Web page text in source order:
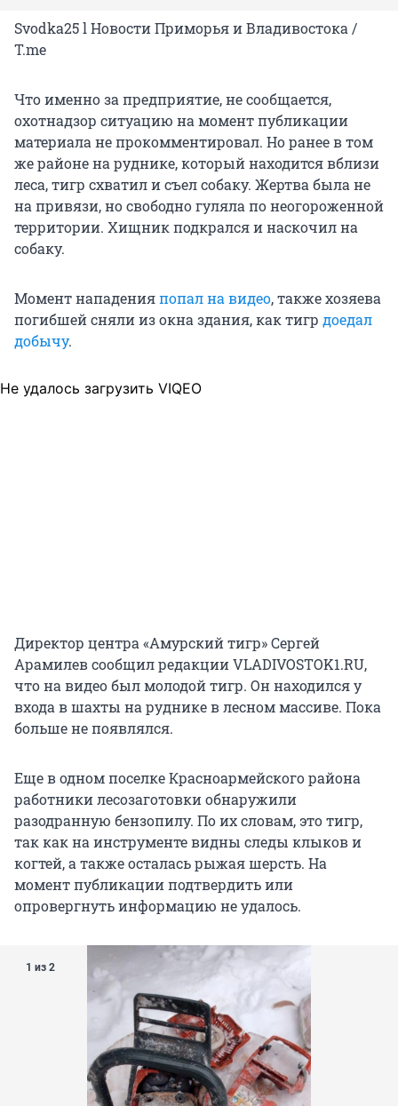
Svodka25 l Новости Приморья и Владивостока /
T.me
Что именно за предприятие, не сообщается,
охотнадзор ситуацию на момент публикации
материала не прокомментировал. Но ранее в том
же районе на руднике, который находится вблизи
леса, тигр схватил и съел собаку. Жертва была не
на привязи, но свободно гуляла по неогороженной
территории. Хищник подкрался и наскочил на
собаку.
Момент нападенияпопал на видео, также хозяева
погибшей сняли из окна здания, как тигр доедал
добычу.
Не удалось загрузить VIQEO
Директор центра «Амурский тигр» Сергей
Арамилев сообщил редакции VLADIVOSTOK1.RU,
что на видео был молодой тигр. Он находился у
входа в шахты на руднике в лесном массиве. Пока
больше не появлялся.
Еще в одном поселке Красноармейского района
работники лесозаготовки обнаружили
разодранную бензопилу. По их словам, это тигр,
так как на инструменте видны следы клыков и
когтей, а также осталась рыжая шерсть. На
момент публикации подтвердить или
опровергнуть информацию не удалось.
1 из 2